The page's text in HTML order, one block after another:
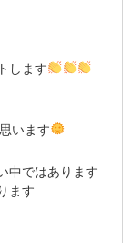
します
います
中ではあります
ます